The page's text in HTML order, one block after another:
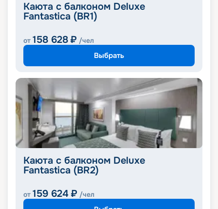
Каюта с балконом Deluxe
Fantastica (BR1)
от 158 628 ₽ /чел
Выбрать
Каюта с балконом Deluxe
Fantastica (BR2)
от 159 624 ₽ /чел